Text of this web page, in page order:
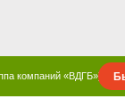
компаний «ВДГБ»)